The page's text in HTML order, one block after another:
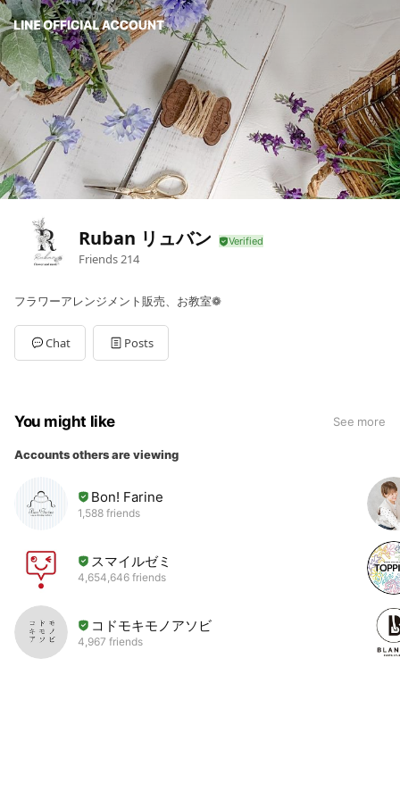
Ruban リュバン
Friends214
フラワーアレンジメント販売、お教室❁
Chat Posts
You might like See more
Accounts others are viewing
Bon! Farine
1,588 friends
スマイルゼミ
4,654,646 friends
コドモキモノアソビ
4,967 friends